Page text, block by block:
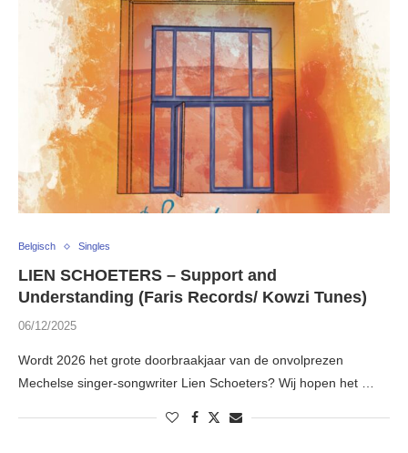
Belgisch Singles
LIEN SCHOETERS – Support and
Understanding (Faris Records/ Kowzi Tunes)
06/12/2025
Wordt 2026 het grote doorbraakjaar van de onvolprezen
Mechelse singer-songwriter Lien Schoeters? Wij hopen het …